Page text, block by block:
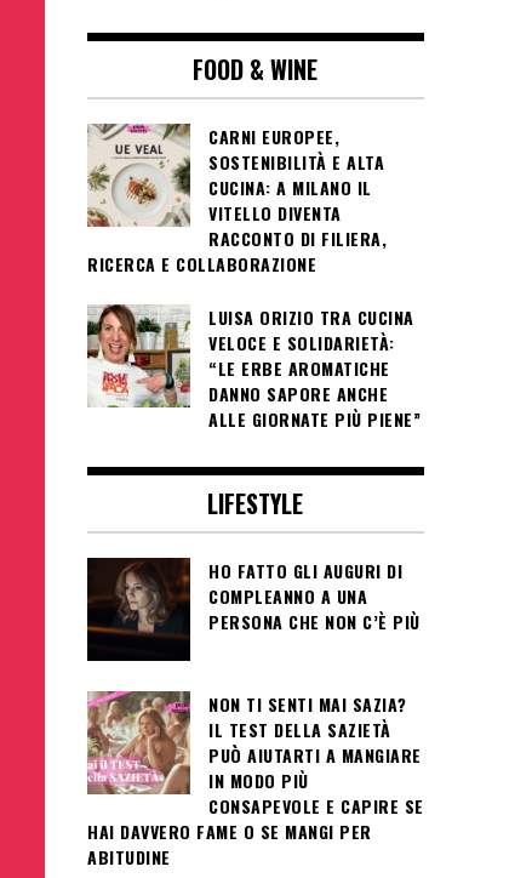
FOOD & WINE
CARNI EUROPEE,
SOSTENIBILITÀ E ALTA
CUCINA: A MILANO IL
VITELLO DIVENTA
RACCONTO DI FILIERA,
RICERCA E COLLABORAZIONE
LUISA ORIZIO TRA CUCINA
VELOCE E SOLIDARIETÀ:
“LE ERBE AROMATICHE
DANNO SAPORE ANCHE
ALLE GIORNATE PIÙ PIENE”
LIFESTYLE
HO FATTO GLI AUGURI DI
COMPLEANNO A UNA
PERSONA CHE NON C’È PIÙ
NON TI SENTI MAI SAZIA?
IL TEST DELLA SAZIETÀ
PUÒ AIUTARTI A MANGIARE
IN MODO PIÙ
CONSAPEVOLE E CAPIRE SE
HAI DAVVERO FAME O SE MANGI PER
ABITUDINE